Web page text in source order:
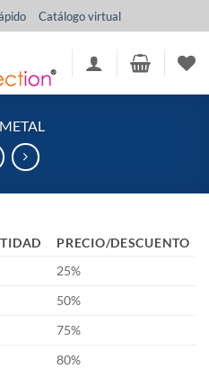
Catálogo virtual
PRECIO/DESCUENTO
25%
50%
75%
80%